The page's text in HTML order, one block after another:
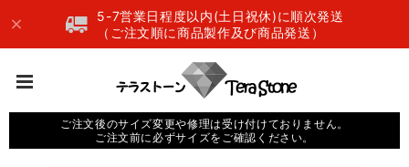
5-7営業日程度以内(土日祝休)に順次発送
（ご注文順に商品製作及び商品発送）
ご注文後のサイズ変更や修理は受け付けておりません。
ご注文前に必ずサイズをご確認ください。